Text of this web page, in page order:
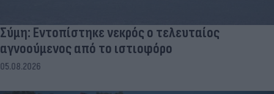
Σύμη: Εντοπίστηκε νεκρός ο τελευταίος
αγνοούμενος από το ιστιοφόρο
05.08.2026